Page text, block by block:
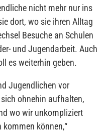
nicht mehr nur ins
dort, wo sie ihren Alltag
Besuche an Schulen
und Jugendarbeit. Auch
es weiterhin geben.
Jugendlichen vor
ohnehin aufhalten,
wo wir unkompliziert
kommen können,“